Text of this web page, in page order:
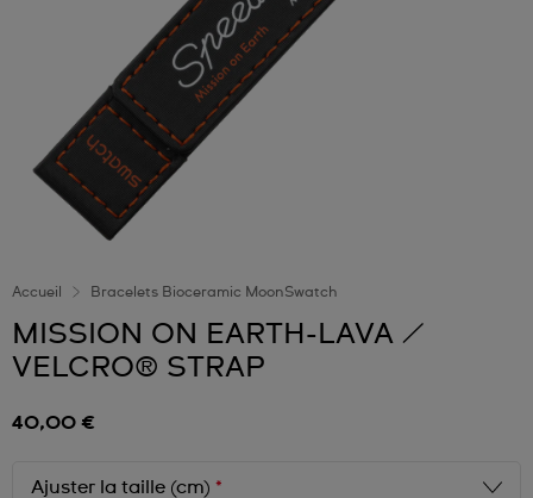
Accueil Bracelets Bioceramic MoonSwatch
MISSION ON EARTH-LAVA /
VELCRO® STRAP
40,00 €
Ajuster la taille (cm) *